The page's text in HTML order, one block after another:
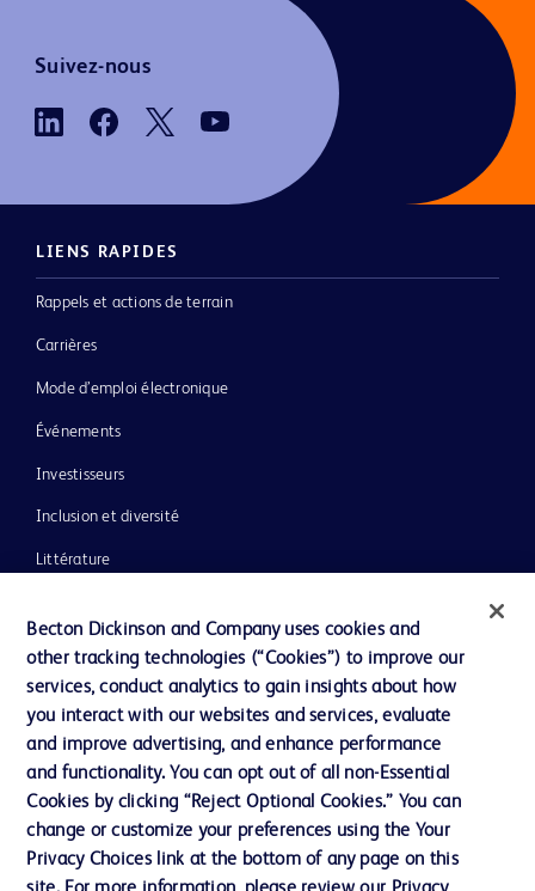
Suivez-nous
LIENS RAPIDES
Rappels et actions de terrain
Carrières
Mode d’emploi électronique
Événements
Investisseurs
Inclusion et diversité
Littérature
Notre entreprise
Éthique et conformité
Nous contacter
Préférences en matière de cookies
Becton Dickinson and Company uses cookies and
other tracking technologies (“Cookies”) to improve our
services, conduct analytics to gain insights about how
you interact with our websites and services, evaluate
and improve advertising, and enhance performance
and functionality. You can opt out of all non-Essential
Cookies by clicking “Reject Optional Cookies.” You can
change or customize your preferences using the Your
Privacy Choices link at the bottom of any page on this